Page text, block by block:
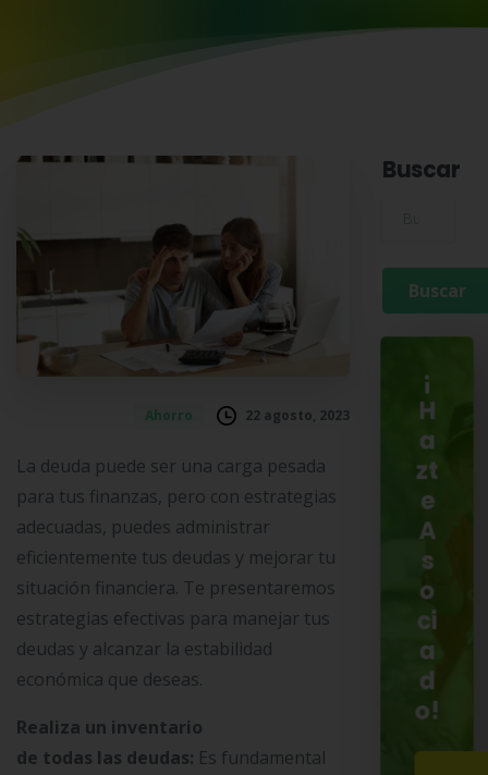
Ahorro 22 agosto, 2023
La deuda puede ser una carga pesada
para tus finanzas, pero con estrategias
adecuadas, puedes administrar
eficientemente tus deudas y mejorar tu
situación financiera. Te presentaremos
estrategias efectivas para manejar tus
deudas y alcanzar la estabilidad
económica que deseas.
Realiza un inventario
de todas las deudas: Es fundamental
Buscar
¡
H
a
zt
e
A
s
o
ci
a
d
o!